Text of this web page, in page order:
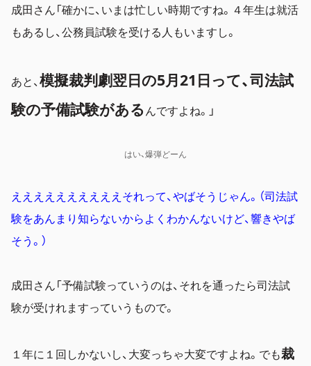
成田さん「確かに、いまは忙しい時期ですね。４年生は就活
もあるし、公務員試験を受ける人もいますし。
あと、模擬裁判劇翌日の5月21日って、司法試
験の予備試験があるんですよね。」
はい、爆弾どーん
ええええええええええそれって、やばそうじゃん。（司法試
験をあんまり知らないからよくわかんないけど、響きやば
そう。）
成田さん「予備試験っていうのは、それを通ったら司法試
験が受けれますっていうもので。
１年に１回しかないし、大変っちゃ大変ですよね。でも裁